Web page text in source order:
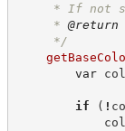
* If not
* @return
*/
var
if ( !